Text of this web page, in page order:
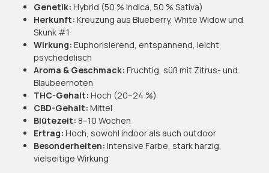
Genetik: Hybrid (50 % Indica, 50 % Sativa)
Herkunft: Kreuzung aus Blueberry, White Widow und
Skunk #1
Wirkung: Euphorisierend, entspannend, leicht
psychedelisch
Aroma & Geschmack: Fruchtig, süß mit Zitrus- und
Blaubeernoten
THC-Gehalt: Hoch (20–24 %)
CBD-Gehalt: Mittel
Blütezeit: 8–10 Wochen
Ertrag: Hoch, sowohl indoor als auch outdoor
Besonderheiten: Intensive Farbe, stark harzig,
vielseitige Wirkung